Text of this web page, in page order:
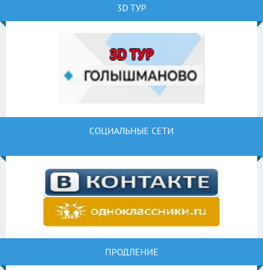
3D ТУР
СОЦИАЛЬНЫЕ СЕТИ
ПРОДЛЕНИЕ